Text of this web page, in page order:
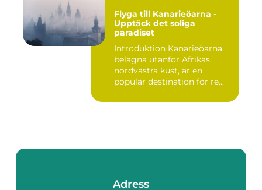
Flyga till Kanarieöarna -
Upptäck det soliga
paradiset
Introduktion Kanarieöarna,
belägna utanför Afrikas
nordvästra kust, är en
populär destination för re...
Adress